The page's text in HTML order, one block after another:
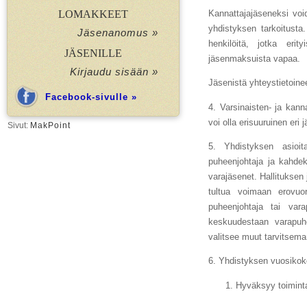
LOMAKKEET
Jäsenanomus »
JÄSENILLE
Kirjaudu sisään »
Facebook-sivulle »
Sivut: MakPoint
Kannattajajäseneksi
yhdistyksen
henkilöitä, jotka
jäsenmaksuista vapaa.
Jäsenistä
4. Varsinaisten- ja
voi olla erisuuruinen eri
5. Yhdistyksen
puheenjohtaja ja
varajäsenet.
tultua voimaan
puheenjohtaja tai
keskuudestaan
valitsee muut
6. Yhdistyksen
Hyväksyy